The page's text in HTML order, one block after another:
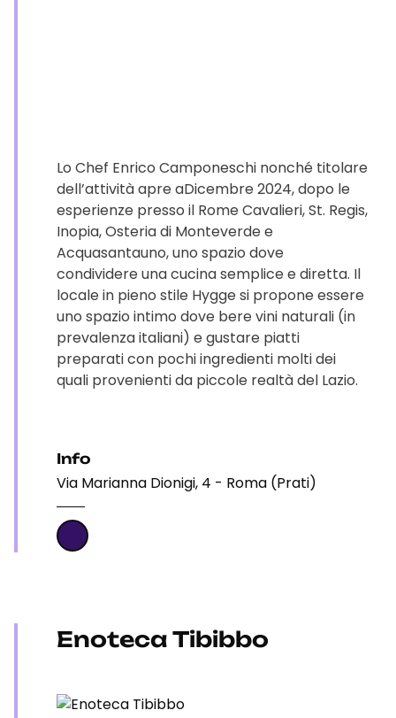
Lo Chef Enrico Camponeschi nonché titolare
dell’attività apre aDicembre 2024, dopo le
esperienze presso il Rome Cavalieri, St. Regis,
Inopia, Osteria di Monteverde e
Acquasantauno, uno spazio dove
condividere una cucina semplice e diretta. Il
locale in pieno stile Hygge si propone essere
uno spazio intimo dove bere vini naturali (in
prevalenza italiani) e gustare piatti
preparati con pochi ingredienti molti dei
quali provenienti da piccole realtà del Lazio.
Info
Via Marianna Dionigi, 4 - Roma (Prati)
Enoteca Tibibbo